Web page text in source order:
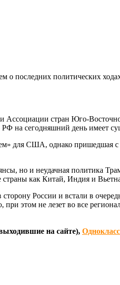
о последних политических
Ассоциации стран Юго-
на сегодняшний день имеет
для США, однако пришедшая
но и неудачная политика
как Китай, Индия и
России и встали в
при этом не лезет во все
на сайте),